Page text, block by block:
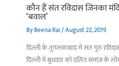
कौन हैं संत रविदास जिनका
‘बवाल’
ByBeena Rai/August 22, 2019
दिल्ली के तुगलकाबाद में संत गुरु
दिल्ली में बुधवार को दलित समाज के